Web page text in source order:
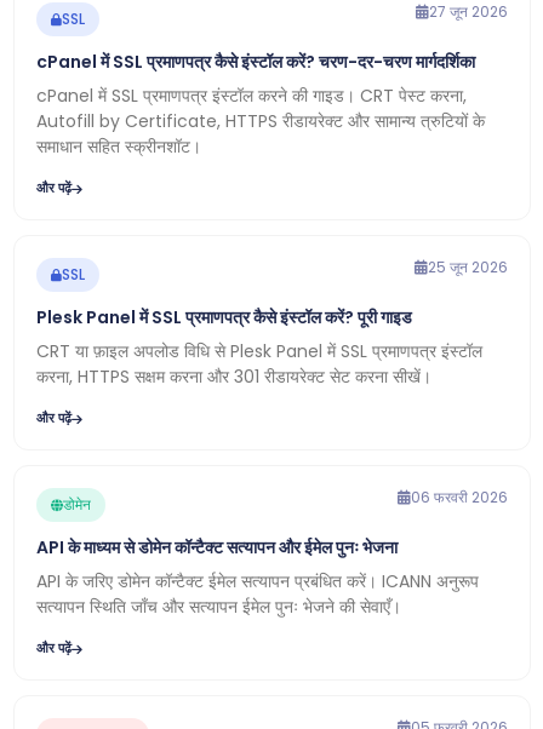
SSL 27 जून 2026
cPanel में SSL प्रमाणपत्र कैसे इंस्टॉल करें? चरण-दर-चरण मार्गदर्शिका
cPanel में SSL प्रमाणपत्र इंस्टॉल करने की गाइड। CRT पेस्ट करना,
Autofill by Certificate, HTTPS रीडायरेक्ट और सामान्य त्रुटियों के
समाधान सहित स्क्रीनशॉट।
और पढ़ें
SSL 25 जून 2026
Plesk Panel में SSL प्रमाणपत्र कैसे इंस्टॉल करें? पूरी गाइड
CRT या फ़ाइल अपलोड विधि से Plesk Panel में SSL प्रमाणपत्र इंस्टॉल
करना, HTTPS सक्षम करना और 301 रीडायरेक्ट सेट करना सीखें।
और पढ़ें
डोमेन 06 फरवरी 2026
API के माध्यम से डोमेन कॉन्टैक्ट सत्यापन और ईमेल पुनः भेजना
API के जरिए डोमेन कॉन्टैक्ट ईमेल सत्यापन प्रबंधित करें। ICANN अनुरूप
सत्यापन स्थिति जाँच और सत्यापन ईमेल पुनः भेजने की सेवाएँ।
और पढ़ें